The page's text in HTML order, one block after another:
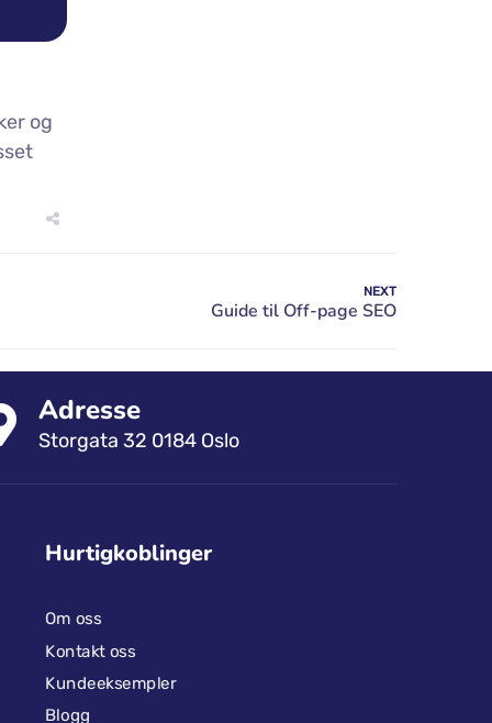
og
NEXT
Adresse
Storgata 32 0184 Oslo
Hurtigkoblinger
Om oss
Kontakt oss
Kundeeksempler
Blogg